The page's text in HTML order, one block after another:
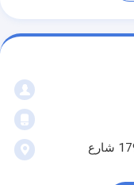
الغرفة 813، المبنى أ، بلازا جينغشي، رقم 179 شارع